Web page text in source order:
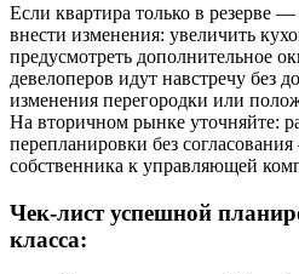
Если квартира только в резерве
внести изменения: увеличить
предусмотреть дополнительное
девелоперов идут навстречу без
изменения перегородки или
На вторичном рынке уточняйте:
перепланировки без
собственника к управляющей
Чек-лист успешной
класса: